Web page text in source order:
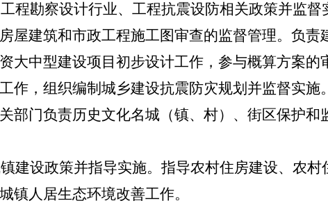
程勘察设计行业、工程抗震设防相关政策并监督
屋建筑和市政工程施工图审查的监督管理。负责
大中型建设项目初步设计工作，参与概算方案的
作，组织编制城乡建设抗震防灾规划并监督实施
部门负责历史文化名城（镇、村）、街区保护和
建设政策并指导实施。指导农村住房建设、农村
镇人居生态环境改善工作。